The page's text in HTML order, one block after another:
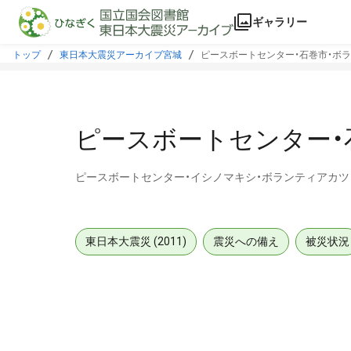
本文に飛ぶ
ギャラリー
トップ 東日本大震災アーカイブ宮城 ピースボートセンター・石巻市・ボ
ピースボートセンター
ピースボートセンター・イシノマキシ・ボランティアカ
東日本大震災 (2011) 震災への備え 被災状況